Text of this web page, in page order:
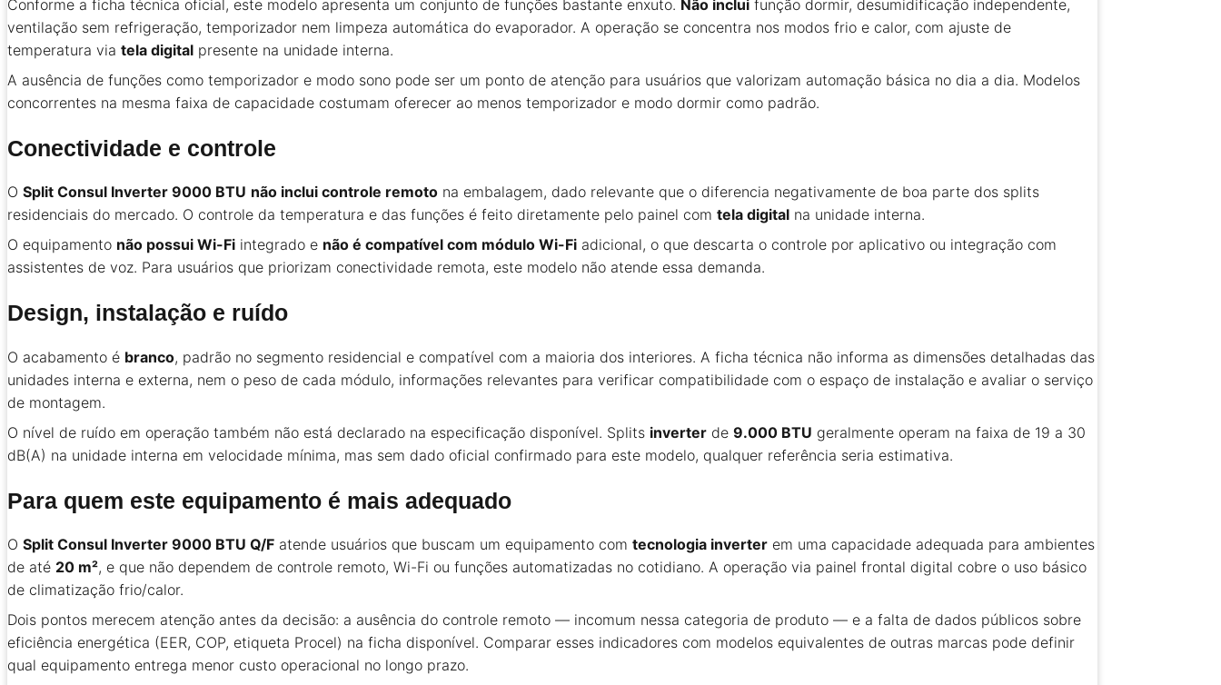
Conforme a ficha técnica oficial, este modelo apresenta um conjunto de funções bastante enxuto. Não inclui função dormir, desumidificação independente,
ventilação sem refrigeração, temporizador nem limpeza automática do evaporador. A operação se concentra nos modos frio e calor, com ajuste de
temperatura via tela digital presente na unidade interna.
A ausência de funções como temporizador e modo sono pode ser um ponto de atenção para usuários que valorizam automação básica no dia a dia. Modelos
concorrentes na mesma faixa de capacidade costumam oferecer ao menos temporizador e modo dormir como padrão.
Conectividade e controle
O Split Consul Inverter 9000 BTU não inclui controle remoto na embalagem, dado relevante que o diferencia negativamente de boa parte dos splits
residenciais do mercado. O controle da temperatura e das funções é feito diretamente pelo painel com tela digital na unidade interna.
O equipamento não possui Wi-Fi integrado e não é compatível com módulo Wi-Fi adicional, o que descarta o controle por aplicativo ou integração com
assistentes de voz. Para usuários que priorizam conectividade remota, este modelo não atende essa demanda.
Design, instalação e ruído
O acabamento é branco, padrão no segmento residencial e compatível com a maioria dos interiores. A ficha técnica não informa as dimensões detalhadas das
unidades interna e externa, nem o peso de cada módulo, informações relevantes para verificar compatibilidade com o espaço de instalação e avaliar o serviço
de montagem.
O nível de ruído em operação também não está declarado na especificação disponível. Splits inverter de 9.000 BTU geralmente operam na faixa de 19 a 30
dB(A) na unidade interna em velocidade mínima, mas sem dado oficial confirmado para este modelo, qualquer referência seria estimativa.
Para quem este equipamento é mais adequado
O Split Consul Inverter 9000 BTU Q/F atende usuários que buscam um equipamento com tecnologia inverter em uma capacidade adequada para ambientes
de até 20 m², e que não dependem de controle remoto, Wi-Fi ou funções automatizadas no cotidiano. A operação via painel frontal digital cobre o uso básico
de climatização frio/calor.
Dois pontos merecem atenção antes da decisão: a ausência do controle remoto — incomum nessa categoria de produto — e a falta de dados públicos sobre
eficiência energética (EER, COP, etiqueta Procel) na ficha disponível. Comparar esses indicadores com modelos equivalentes de outras marcas pode definir
qual equipamento entrega menor custo operacional no longo prazo.